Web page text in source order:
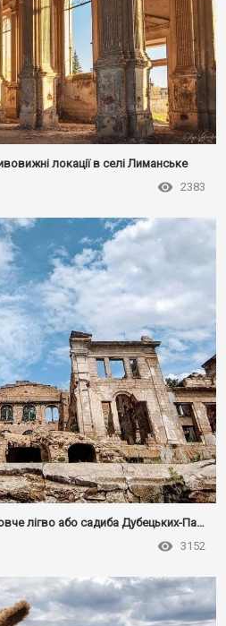
локації в селі Лиманське
2383
На вихідні з Чорноморська: Вовче лігво або садиба Дубецьких-Панкєєвих
3152